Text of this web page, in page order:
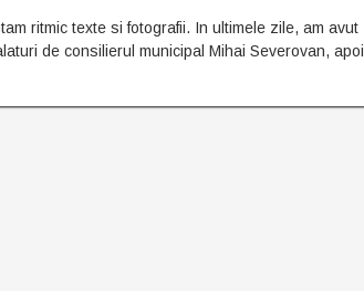
ritmic texte si fotografii. In ultimele zile, am avut
de consilierul municipal Mihai Severovan, apoi